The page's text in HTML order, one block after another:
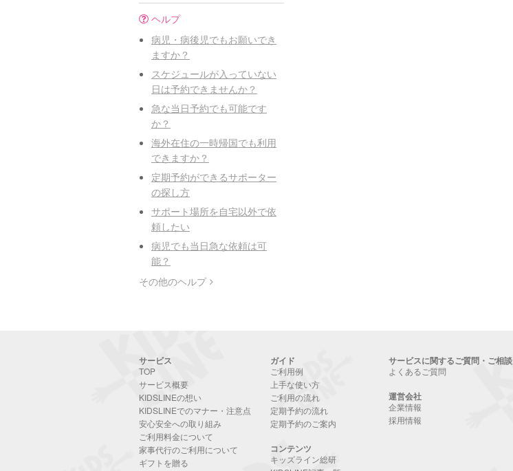
ヘルプ
病児・病後児でもお願いでき
ますか？
スケジュールが入っていない
日は予約できませんか？
急な当日予約でも可能です
か？
海外在住の一時帰国でも利用
できますか？
定期予約ができるサポーター
の探し方
サポート場所を自宅以外で依
頼したい
病児でも当日急な依頼は可
能？
その他のヘルプ
サービス
TOP
サービス概要
KIDSLINEの想い
KIDSLINEでのマナー・注意点
安心安全への取り組み
ご利用料金について
家事代行のご利用について
ギフトを贈る
ガイド
ご利用例
上手な使い方
ご利用の流れ
定期予約の流れ
定期予約のご案内
コンテンツ
キッズライン総研
サービスに関するご質問・ご相談
よくあるご質問
運営会社
企業情報
採用情報